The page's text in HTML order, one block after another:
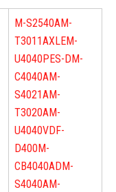
M-S2540AM-
T3011AXLEM-
U4040PES-D M-
C4040AM-
S4021AM-
T3020AM-
U4040VDF-
D400 M-
CB4040AD M-
S4040AM-